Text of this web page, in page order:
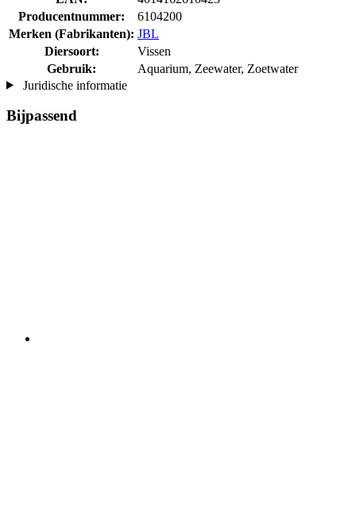
Producentnummer:
6104200
Merken (Fabrikanten): JBL
Diersoort:
Vissen
Gebruik:
Aquarium, Zeewater, Zoetwater
Juridische informatie
Bijpassend